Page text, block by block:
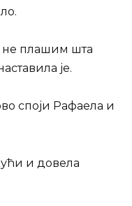
не плашим шта
је.
споји Рафаела и
и довела